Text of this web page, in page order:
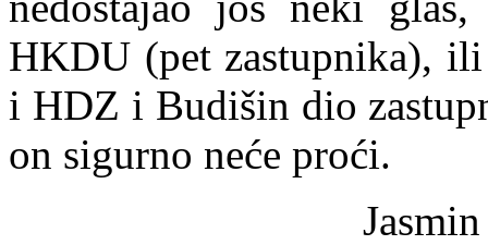
HKDU (pet zastupnika),
i HDZ i Budišin dio
on sigurno neće proći.